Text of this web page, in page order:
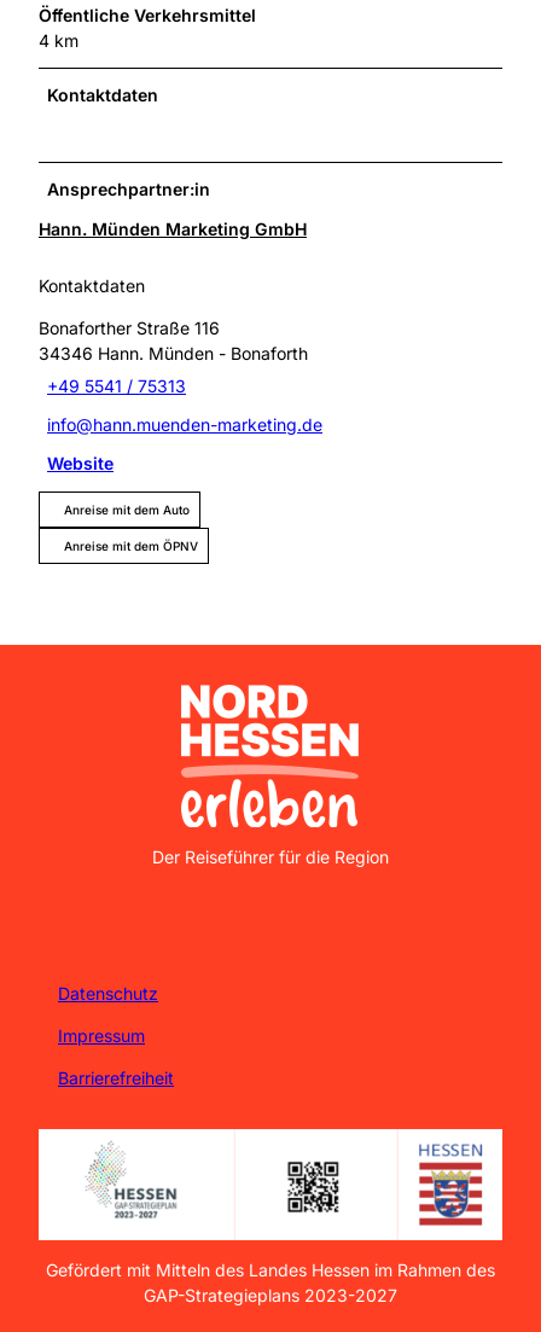
Öffentliche Verkehrsmittel
4 km
Kontaktdaten
Ansprechpartner:in
Hann. Münden Marketing GmbH
Kontaktdaten
Bonaforther Straße 116
34346 Hann. Münden - Bonaforth
+49 5541 / 75313
info@hann.muenden-marketing.de
Website
Anreise mit dem Auto
Anreise mit dem ÖPNV
Nordhessen Erleben
Der Reiseführer für die Region
Datenschutz
Impressum
Barrierefreiheit
Gefördert mit Mitteln des Landes Hessen im Rahmen des
GAP-Strategieplans 2023-2027